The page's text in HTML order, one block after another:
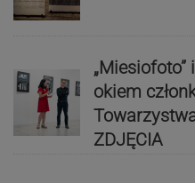
okiem
ZDJĘCIA